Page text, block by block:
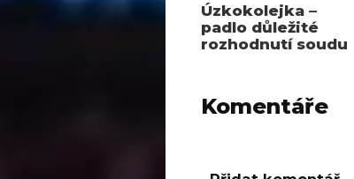
Úzkokolejka –
padlo důležité
rozhodnutí soudu
Komentáře